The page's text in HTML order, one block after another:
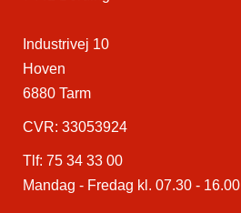
Industrivej 10
Hoven
6880 Tarm
CVR: 33053924
Tlf: 75 34 33 00
Mandag - Fredag kl. 07.30 - 16.00